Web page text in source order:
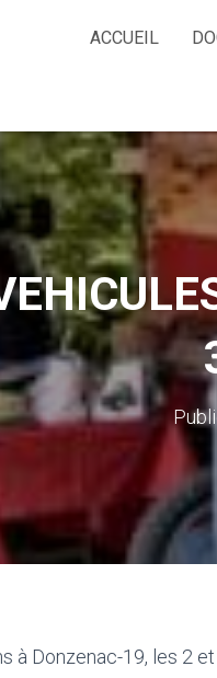
ACCUEIL
à Donzenac-19, les 2